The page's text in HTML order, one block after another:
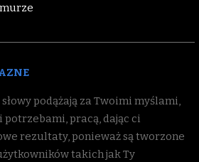
podążają za Twoimi myślami,
potrzebami, pracą, dając ci
rezultaty, ponieważ są tworzone
takich jak Ty